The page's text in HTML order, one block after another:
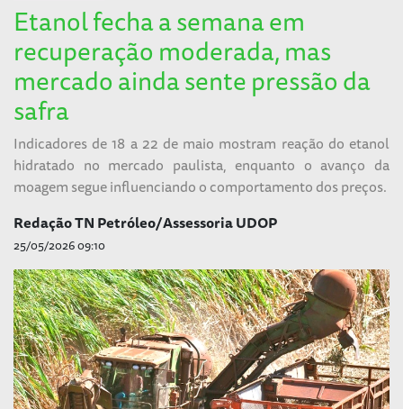
Etanol fecha a semana em
recuperação moderada, mas
mercado ainda sente pressão da
safra
Indicadores de 18 a 22 de maio mostram reação do etanol
hidratado no mercado paulista, enquanto o avanço da
moagem segue influenciando o comportamento dos preços.
Redação TN Petróleo/Assessoria UDOP
25/05/2026 09:10